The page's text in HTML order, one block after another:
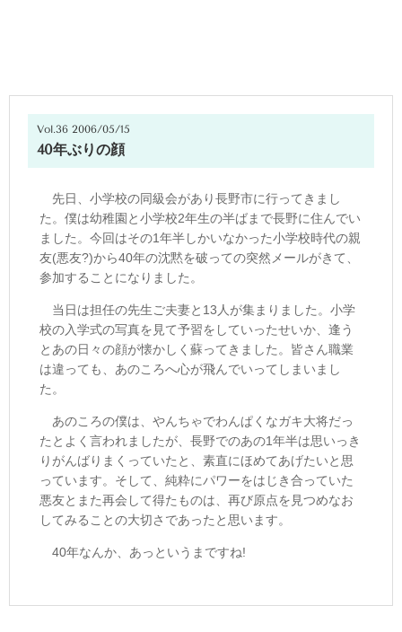
Vol.36 2006/05/15
40年ぶりの顔
先日、小学校の同級会があり長野市に行ってきまし
た。僕は幼稚園と小学校2年生の半ばまで長野に住んでい
ました。今回はその1年半しかいなかった小学校時代の親
友(悪友?)から40年の沈黙を破っての突然メールがきて、
参加することになりました。
当日は担任の先生ご夫妻と13人が集まりました。小学
校の入学式の写真を見て予習をしていったせいか、逢う
とあの日々の顔が懐かしく蘇ってきました。皆さん職業
は違っても、あのころへ心が飛んでいってしまいまし
た。
あのころの僕は、やんちゃでわんぱくなガキ大将だっ
たとよく言われましたが、長野でのあの1年半は思いっき
りがんばりまくっていたと、素直にほめてあげたいと思
っています。そして、純粋にパワーをはじき合っていた
悪友とまた再会して得たものは、再び原点を見つめなお
してみることの大切さであったと思います。
40年なんか、あっというまですね!